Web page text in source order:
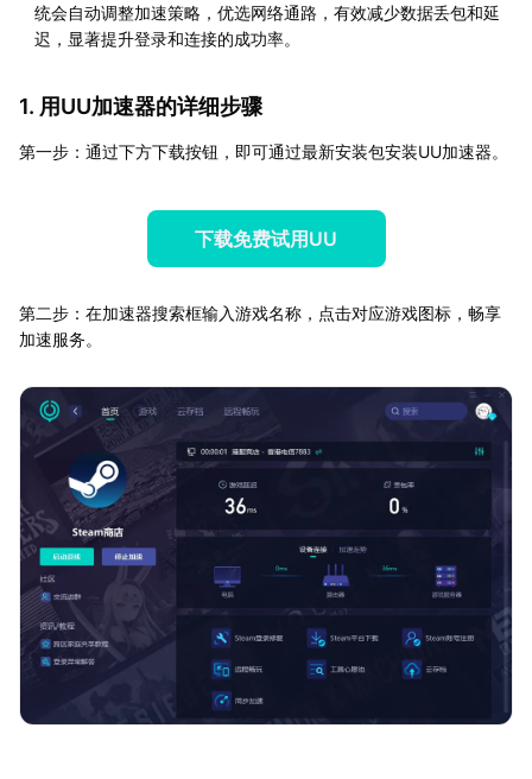
统会自动调整加速策略，优选网络通路，有效减少数据丢包和延
迟，显著提升登录和连接的成功率。
1. 用UU加速器的详细步骤
第一步：通过下方下载按钮，即可通过最新安装包安装UU加速器。
下载免费试用UU
第二步：在加速器搜索框输入游戏名称，点击对应游戏图标，畅享
加速服务。